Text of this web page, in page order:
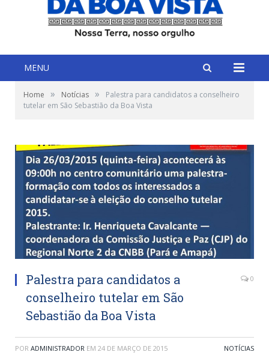
MENU
Home » Notícias »
Palestra para candidatos a conselheiro
tutelar em São Sebastião da Boa Vista
Palestra para candidatos a
conselheiro tutelar em São
Sebastião da Boa Vista
0
POR ADMINISTRADOR EM 24 DE MARÇO DE 2015 NOTÍCIAS